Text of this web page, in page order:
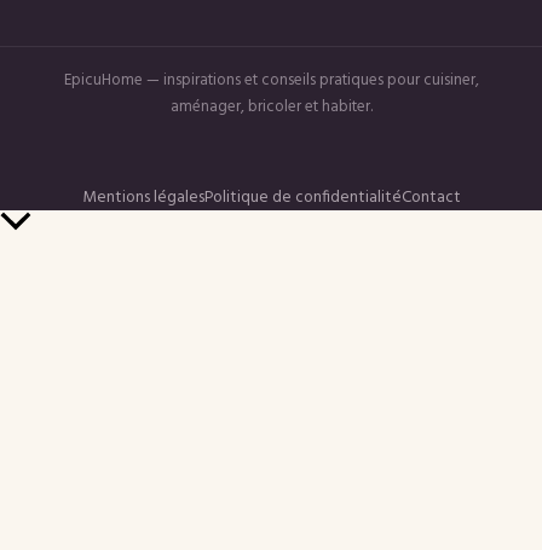
EpicuHome — inspirations et conseils pratiques pour cuisiner,
aménager, bricoler et habiter.
Mentions légalesPolitique de confidentialitéContact